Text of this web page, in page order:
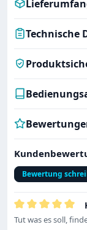
Technische
Bewertung
Bewertung mit 5
Tut was es soll,